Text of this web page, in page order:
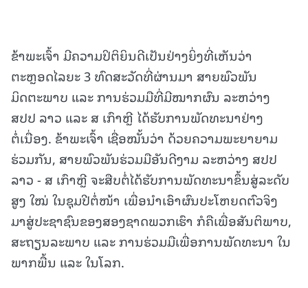
ຂ້າພະເຈົ້າ ມີຄວາມປິຕິຍິນດີເປັນຢ່າງຍິ່ງທີ່ເຫັນວ່າ
ຕະຫຼອດໄລຍະ 3 ທົດສະວັດທີ່ຜ່ານມາ ສາຍພົວພັນ
ມິດຕະພາບ ແລະ ການຮ່ວມມືທີ່ມີໝາກຜົນ ລະຫວ່າງ
ສປປ ລາວ ແລະ ສ ເກົາຫຼີ ໄດ້ຮັບການພັດທະນາຢ່າງ
ຕໍ່ເນື່ອງ. ຂ້າພະເຈົ້າ ເຊື່ອໝັ້ນວ່າ ດ້ວຍຄວາມພະຍາຍາມ
ຮ່ວມກັນ, ສາຍພົວພັນຮ່ວມມືອັນດີງາມ ລະຫວ່າງ ສປປ
ລາວ - ສ ເກົາຫຼີ ຈະສືບຕໍ່ໄດ້ຮັບການພັດທະນາຂຶ້ນສູ່ລະດັບ
ສູງ ໃໝ່ ໃນຊຸມປີຕໍ່ໜ້າ ເພື່ອນຳເອົາຜົນປະໂຫຍດຕົວຈິງ
ມາສູ່ປະຊາຊົນຂອງສອງຊາດພວກເຮົາ ກໍຄືເພື່ອສັນຕິພາບ,
ສະຖຽນລະພາບ ແລະ ການຮ່ວມມືເພື່ອການພັດທະນາ ໃນ
ພາກພື້ນ ແລະ ໃນໂລກ.